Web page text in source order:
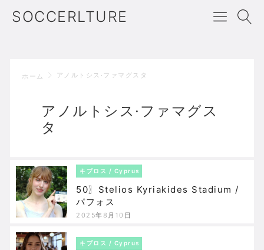
SOCCERLTURE
ホーム アノルトシス·ファマグスタ
アノルトシス·ファマグス
タ
キプロス / Cyprus
50〗Stelios Kyriakides Stadium /
パフォス
2025年8月10日
キプロス / Cyprus